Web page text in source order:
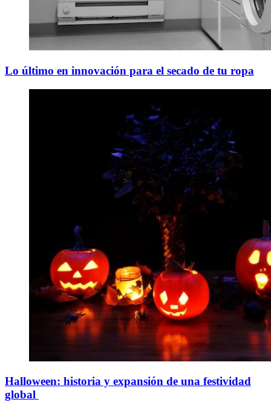
Lo último en innovación para el secado de tu ropa
Halloween: historia y expansión de una festividad
global